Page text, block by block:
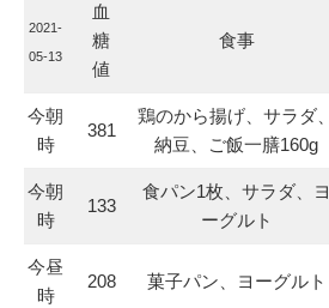
2021-
05-13
血
糖
値
食事
今朝
時
381
鶏のから揚げ、サラダ、
納豆、ご飯一膳160g
今朝
時
133
食パン1枚、サラダ、ヨ
ーグルト
今昼
時
208 菓子パン、ヨーグルト